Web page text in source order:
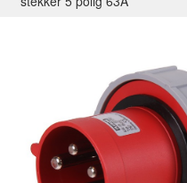
Assortiment
Contact